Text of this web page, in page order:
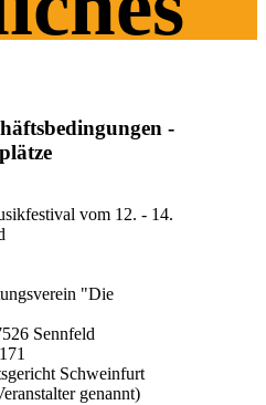
-
vom 12. - 14.
"Die
Sennfeld
Schweinfurt
genannt)